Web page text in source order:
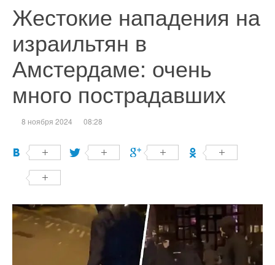
Жестокие нападения на
израильтян в
Амстердаме: очень
много пострадавших
8 ноября 2024 08:28